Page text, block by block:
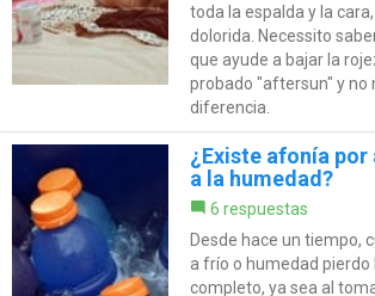
toda la espalda y la
dolorida. Necessito
que ayude a bajar la
probado "aftersun" y no
diferencia.
¿Existe afonía
a la humedad?
6 respuestas
Desde hace un tiempo,
a frío o humedad pierdo
completo, ya sea al